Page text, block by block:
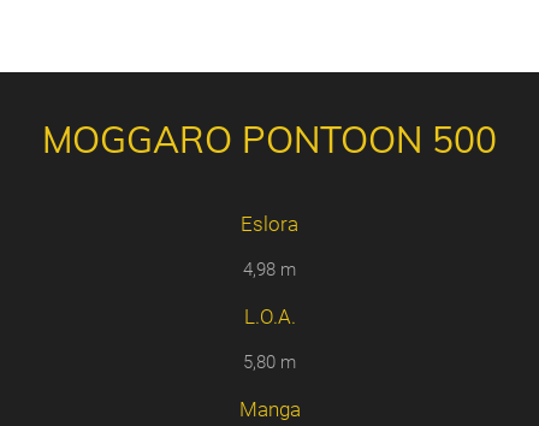
MOGGARO PONTOON 500
Eslora
4,98 m
L.O.A.
5,80 m
Manga